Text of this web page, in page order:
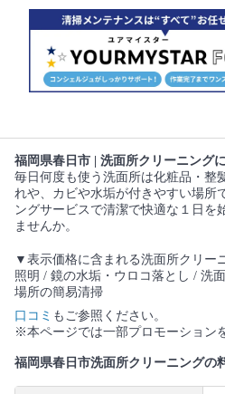
福岡県春日市 | 洗面所クリーニング
毎日何度も使う洗面所は化粧品・整
れや、カビや水垢が付きやすい場所
ングサービスで清潔で快適な１日を
ませんか。
▼表示価格に含まれる洗面所クリー
照明 / 鏡の水垢・ウロコ落とし / 洗
場所の簡易清掃
口コミ もご参照ください。
※本ページでは一部プロモーション
福岡県春日市洗面所クリーニングの